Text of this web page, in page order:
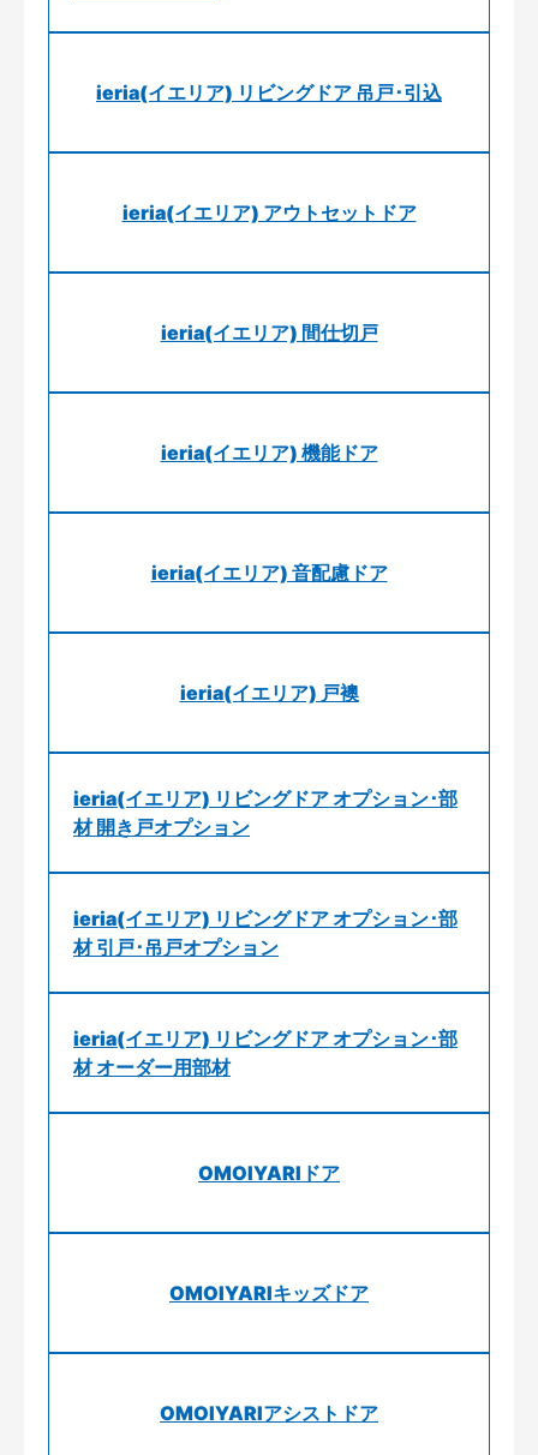
ieria(イエリア) リビングドア 吊戸･引込
ieria(イエリア) アウトセットドア
ieria(イエリア) 間仕切戸
ieria(イエリア) 機能ドア
ieria(イエリア) 音配慮ドア
ieria(イエリア) 戸襖
ieria(イエリア) リビングドア オプション･部
材 開き戸オプション
ieria(イエリア) リビングドア オプション･部
材 引戸･吊戸オプション
ieria(イエリア) リビングドア オプション･部
材 オーダー用部材
OMOIYARIドア
OMOIYARIキッズドア
OMOIYARIアシストドア